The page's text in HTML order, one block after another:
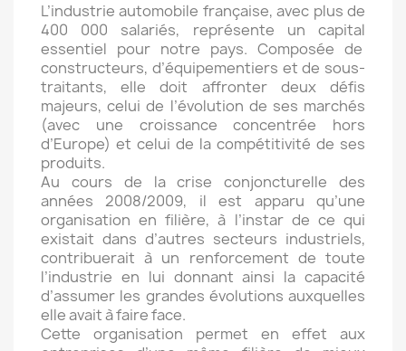
L’industrie automobile française, avec plus de
400 000 salariés, représente un capital
essentiel pour notre pays. Composée de
constructeurs, d’équipementiers et de sous-
traitants, elle doit affronter deux défis
majeurs, celui de l’évolution de ses marchés
(avec une croissance concentrée hors
d’Europe) et celui de la compétitivité de ses
produits.
Au cours de la crise conjoncturelle des
années 2008/2009, il est apparu qu’une
organisation en filière, à l’instar de ce qui
existait dans d’autres secteurs industriels,
contribuerait à un renforcement de toute
l’industrie en lui donnant ainsi la capacité
d’assumer les grandes évolutions auxquelles
elle avait à faire face.
Cette organisation permet en effet aux